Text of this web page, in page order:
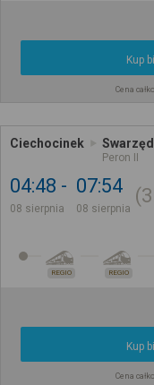
Kup
Cena
Ciechocinek
Peron II
04:48
08 sierpnia
07:54
08 sierpnia
REGIO REGIO
Kup
Cena